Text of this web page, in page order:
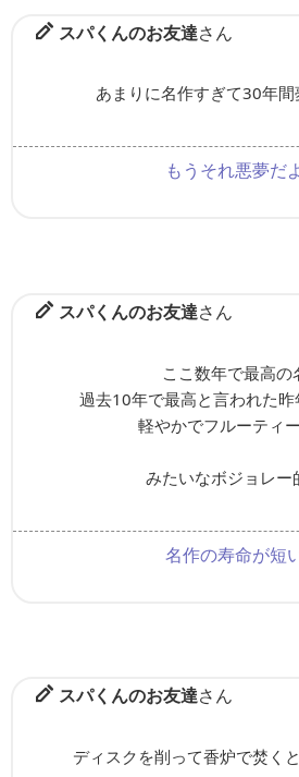
スパくんのお友達さん
あまりに名作すぎて30年間
もうそれ悪夢だ
スパくんのお友達さん
ここ数年で最高の
過去10年で最高と言われた
軽やかでフルーティ
みたいなボジョレー
名作の寿命が短
スパくんのお友達さん
ディスクを削って香炉で焚く